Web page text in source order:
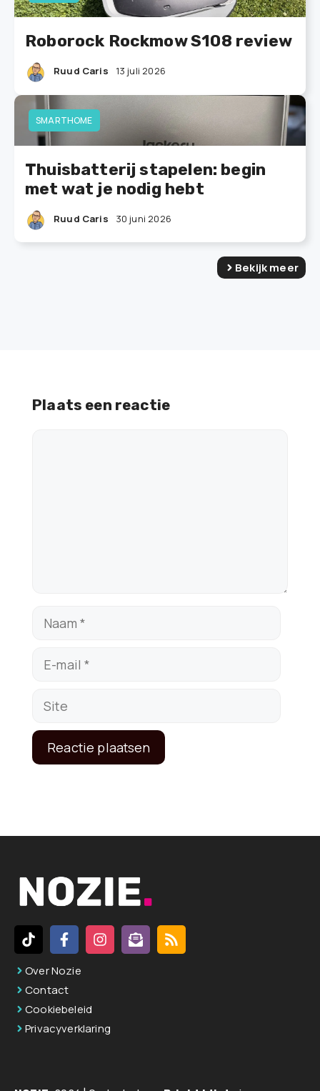
Roborock Rockmow S108 review
Ruud Caris 13 juli 2026
SMARTHOME
Thuisbatterij stapelen: begin
met wat je nodig hebt
Ruud Caris 30 juni 2026
Bekijk meer
Plaats een reactie
Naam
E-
mail
Site
e
n
a
i
v
e
:
Over Nozie
Contact
Cookiebeleid
Privacyverklaring